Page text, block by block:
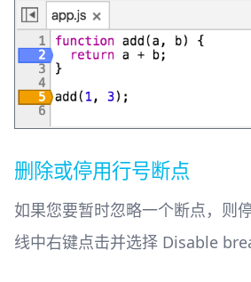
删除或停用行号断点
如果您要暂时忽略一个断点，则
线中右键点击并选择 Disable